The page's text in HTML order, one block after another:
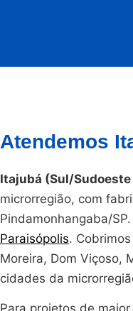
Atendemos
Itajubá (Sul/
microrregião, com
Pindamonhangaba/
Paraisópolis.
Moreira, Dom Viçoso,
cidades da